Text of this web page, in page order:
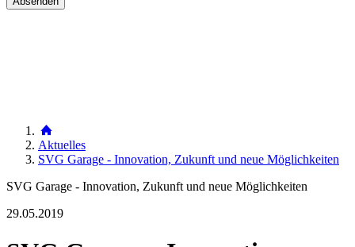
Aktuelles
SVG Garage - Innovation, Zukunft und neue Möglichkeiten
SVG Garage - Innovation, Zukunft und neue Möglichkeiten
29.05.2019